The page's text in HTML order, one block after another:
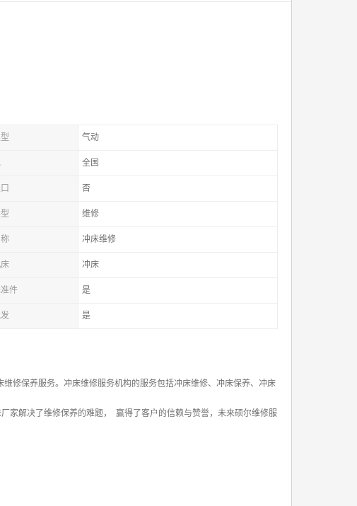
气动
全国
否
维修
冲床维修
冲床
件 是
是
修保养服务。冲床维修服务机构的服务包括冲床维修、冲床保养、冲床
家解决了维修保养的难题， 赢得了客户的信赖与赞誉，未来硕尔维修服